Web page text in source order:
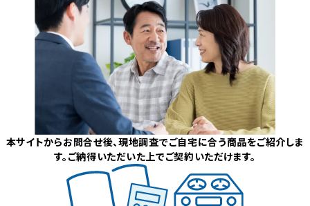
本サイトからお問合せ後、現地調査でご自宅に合う商品をご紹介しま
す。ご納得いただいた上でご契約いただけます。